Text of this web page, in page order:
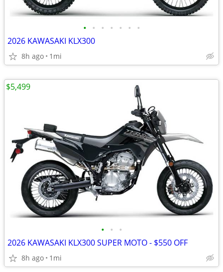
• • • • • • •
2026 KAWASAKI KLX300
8h ago 1mi
• • •
2026 KAWASAKI KLX300 SUPER MOTO - $550 OFF
8h ago 1mi
$5,499